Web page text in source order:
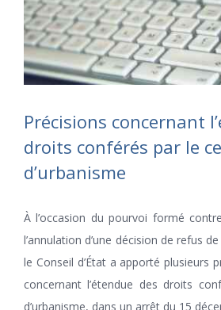
Précisions concernant
droits conférés par le
d’urbanisme
À l’occasion du pourvoi formé
l’annulation d’une décision de refus
le Conseil d’État a apporté plusieurs
concernant l’étendue des droits
d’urbanisme, dans un arrêt du 15